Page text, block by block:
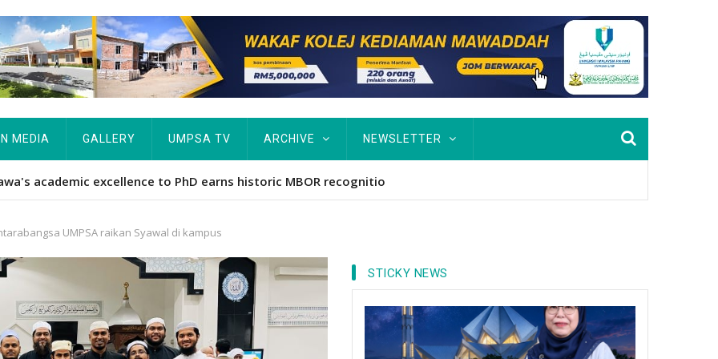
IN MEDIA GALLERY UMPSA TV ARCHIVE NEWSLETTER
MBOR, Pesakit SMA Pertama Tamat Pengajian Berterusan Hingga PhD
UMPSA raikan Syawal di kampus
STICKY NEWS